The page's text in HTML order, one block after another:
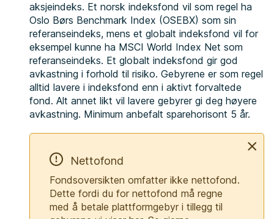
aksjeindeks. Et norsk indeksfond vil som regel ha
Oslo Børs Benchmark Index (OSEBX) som sin
referanseindeks, mens et globalt indeksfond vil for
eksempel kunne ha MSCI World Index Net som
referanseindeks. Et globalt indeksfond gir god
avkastning i forhold til risiko. Gebyrene er som regel
alltid lavere i indeksfond enn i aktivt forvaltede
fond. Alt annet likt vil lavere gebyrer gi deg høyere
avkastning. Minimum anbefalt sparehorisont 5 år.
Nettofond
Fondsoversikten omfatter ikke nettofond.
Dette fordi du for nettofond må regne
med å betale plattformgebyr i tillegg til